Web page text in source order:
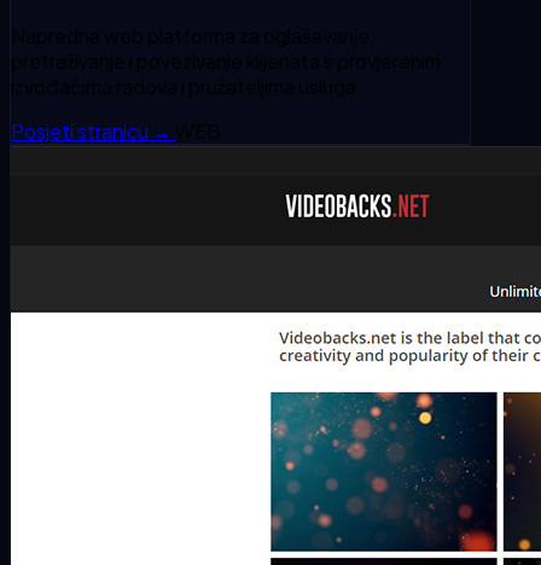
Napredna web platforma za oglašavanje,
pretraživanje i povezivanje klijenata s provjerenim
izvođačima radova i pružateljima usluga.
Posjeti stranicu → WEB